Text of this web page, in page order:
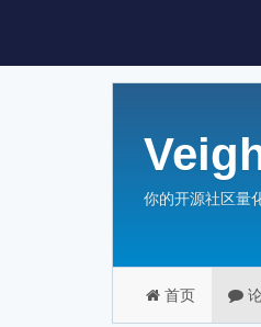
你的开源社区量
首页